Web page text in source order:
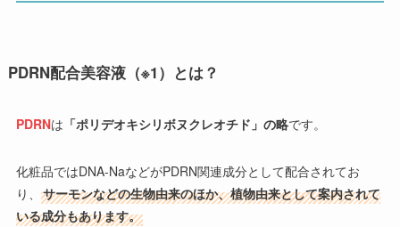
PDRN配合美容液（※1）とは？
PDRNは 「ポリデオキシリボヌクレオチド」の略です。
化粧品ではDNA-NaなどがPDRN関連成分として配合されてお
り、 サーモンなどの生物由来のほか、植物由来として案内されて
いる成分もあります。